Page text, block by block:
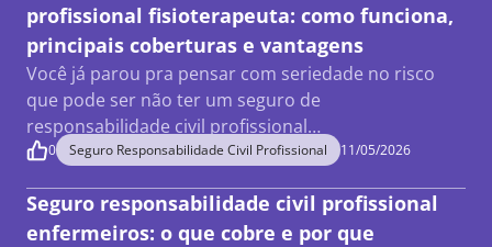
profissional fisioterapeuta: como funciona,
principais coberturas e vantagens
Você já parou pra pensar com seriedade no risco
que pode ser não ter um seguro de
responsabilidade civil profissional…
0 Seguro Responsabilidade Civil Profissional 11/05/2026
Seguro responsabilidade civil profissional
enfermeiros: o que cobre e por que